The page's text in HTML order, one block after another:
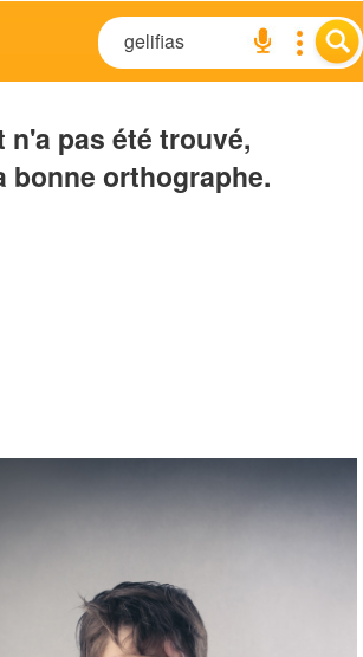
n'a pas été trouvé,
bonne orthographe.